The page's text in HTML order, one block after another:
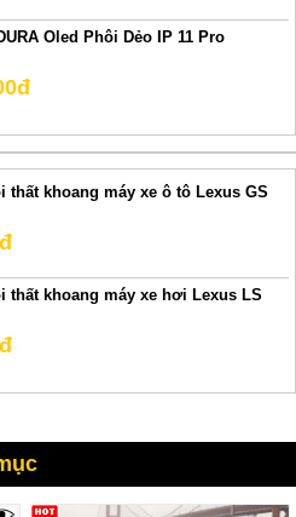
Oled Phôi Dẻo IP 11 Pro
thất khoang máy xe ô tô Lexus GS
thất khoang máy xe hơi Lexus LS